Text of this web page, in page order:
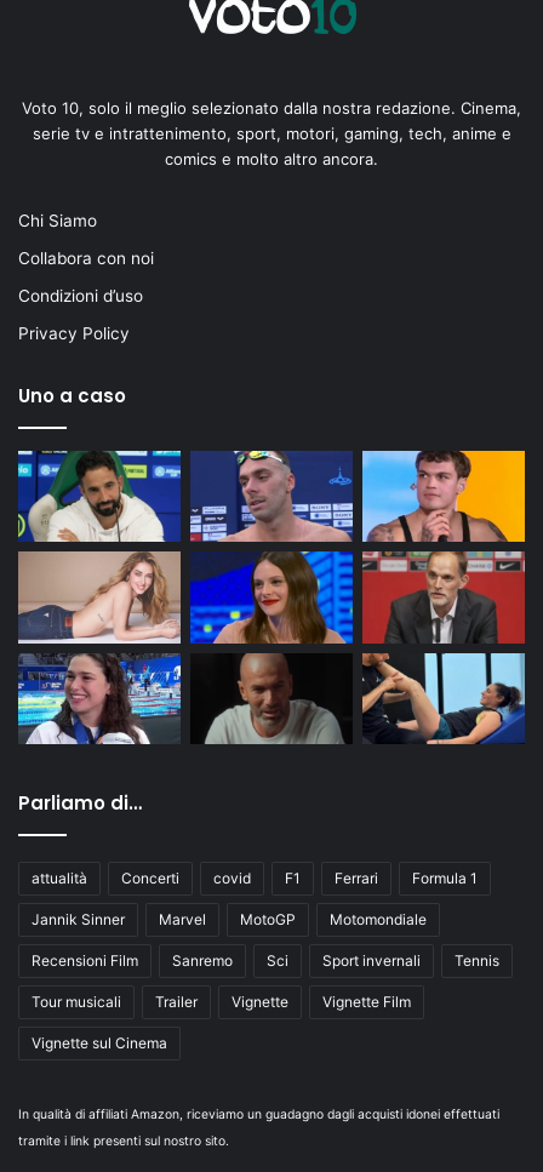
Voto 10, solo il meglio selezionato dalla nostra redazione. Cinema,
serie tv e intrattenimento, sport, motori, gaming, tech, anime e
comics e molto altro ancora.
Chi Siamo
Collabora con noi
Condizioni d’uso
Privacy Policy
Uno a caso
Parliamo di…
attualità Concerti covid F1 Ferrari Formula 1
Jannik Sinner Marvel MotoGP Motomondiale
Recensioni Film Sanremo Sci Sport invernali Tennis
Tour musicali Trailer Vignette Vignette Film
Vignette sul Cinema
In qualità di affiliati Amazon, riceviamo un guadagno dagli acquisti idonei effettuati
tramite i link presenti sul nostro sito.